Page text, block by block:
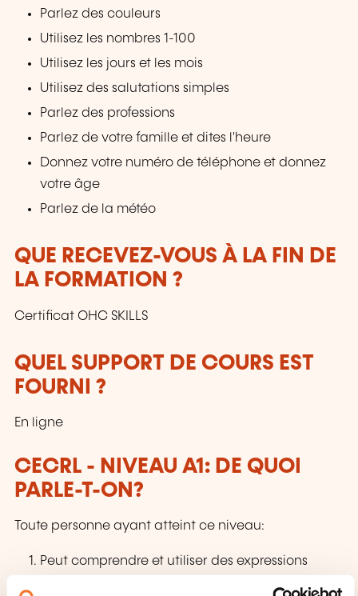
Parlez des couleurs
Utilisez les nombres 1-100
Utilisez les jours et les mois
Utilisez des salutations simples
Parlez des professions
Parlez de votre famille et dites l'heure
Donnez votre numéro de téléphone et donnez
votre âge
Parlez de la météo
QUE RECEVEZ-VOUS À LA FIN DE
LA FORMATION ?
Certificat OHC SKILLS
QUEL SUPPORT DE COURS EST
FOURNI ?
En ligne
CECRL - NIVEAU A1: DE QUOI
PARLE-T-ON?
Toute personne ayant atteint ce niveau:
Peut comprendre et utiliser des expressions